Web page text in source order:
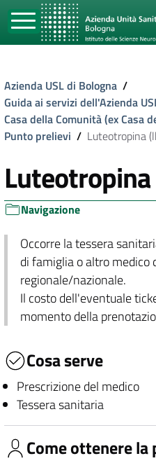
Azienda USL di Bologna /
Guida ai servizi dell'Azienda
Casa della Comunità (ex Casa
Punto prelievi / Luteotropina
Navigazione
Occorre la tessera
di famiglia o altro medico
regionale/nazionale.
Il costo dell'eventuale
momento della
Cosa serve
Prescrizione del medico
Tessera sanitaria
Come ottenere la